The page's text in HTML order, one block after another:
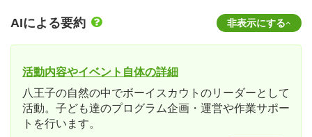
AIによる要約 非表示にする
活動内容やイベント自体の詳細
八王子の自然の中でボーイスカウトのリーダーとして
活動。子ども達のプログラム企画・運営や作業サポー
トを行います。